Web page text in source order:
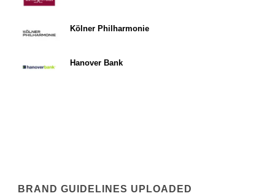
Kölner Philharmonie
Hanover Bank
BRAND GUIDELINES UPLOADED